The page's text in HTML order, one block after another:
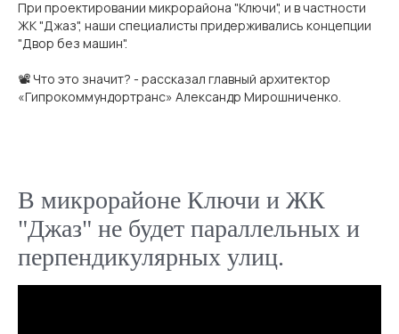
При проектировании микрорайона "Ключи", и в частности
ЖК "Джаз", наши специалисты придерживались концепции
"Двор без машин".
📽 Что это значит? - рассказал главный архитектор
«Гипрокоммундортранс» Александр Мирошниченко.
В микрорайоне Ключи и ЖК
"Джаз" не будет параллельных и
перпендикулярных улиц.